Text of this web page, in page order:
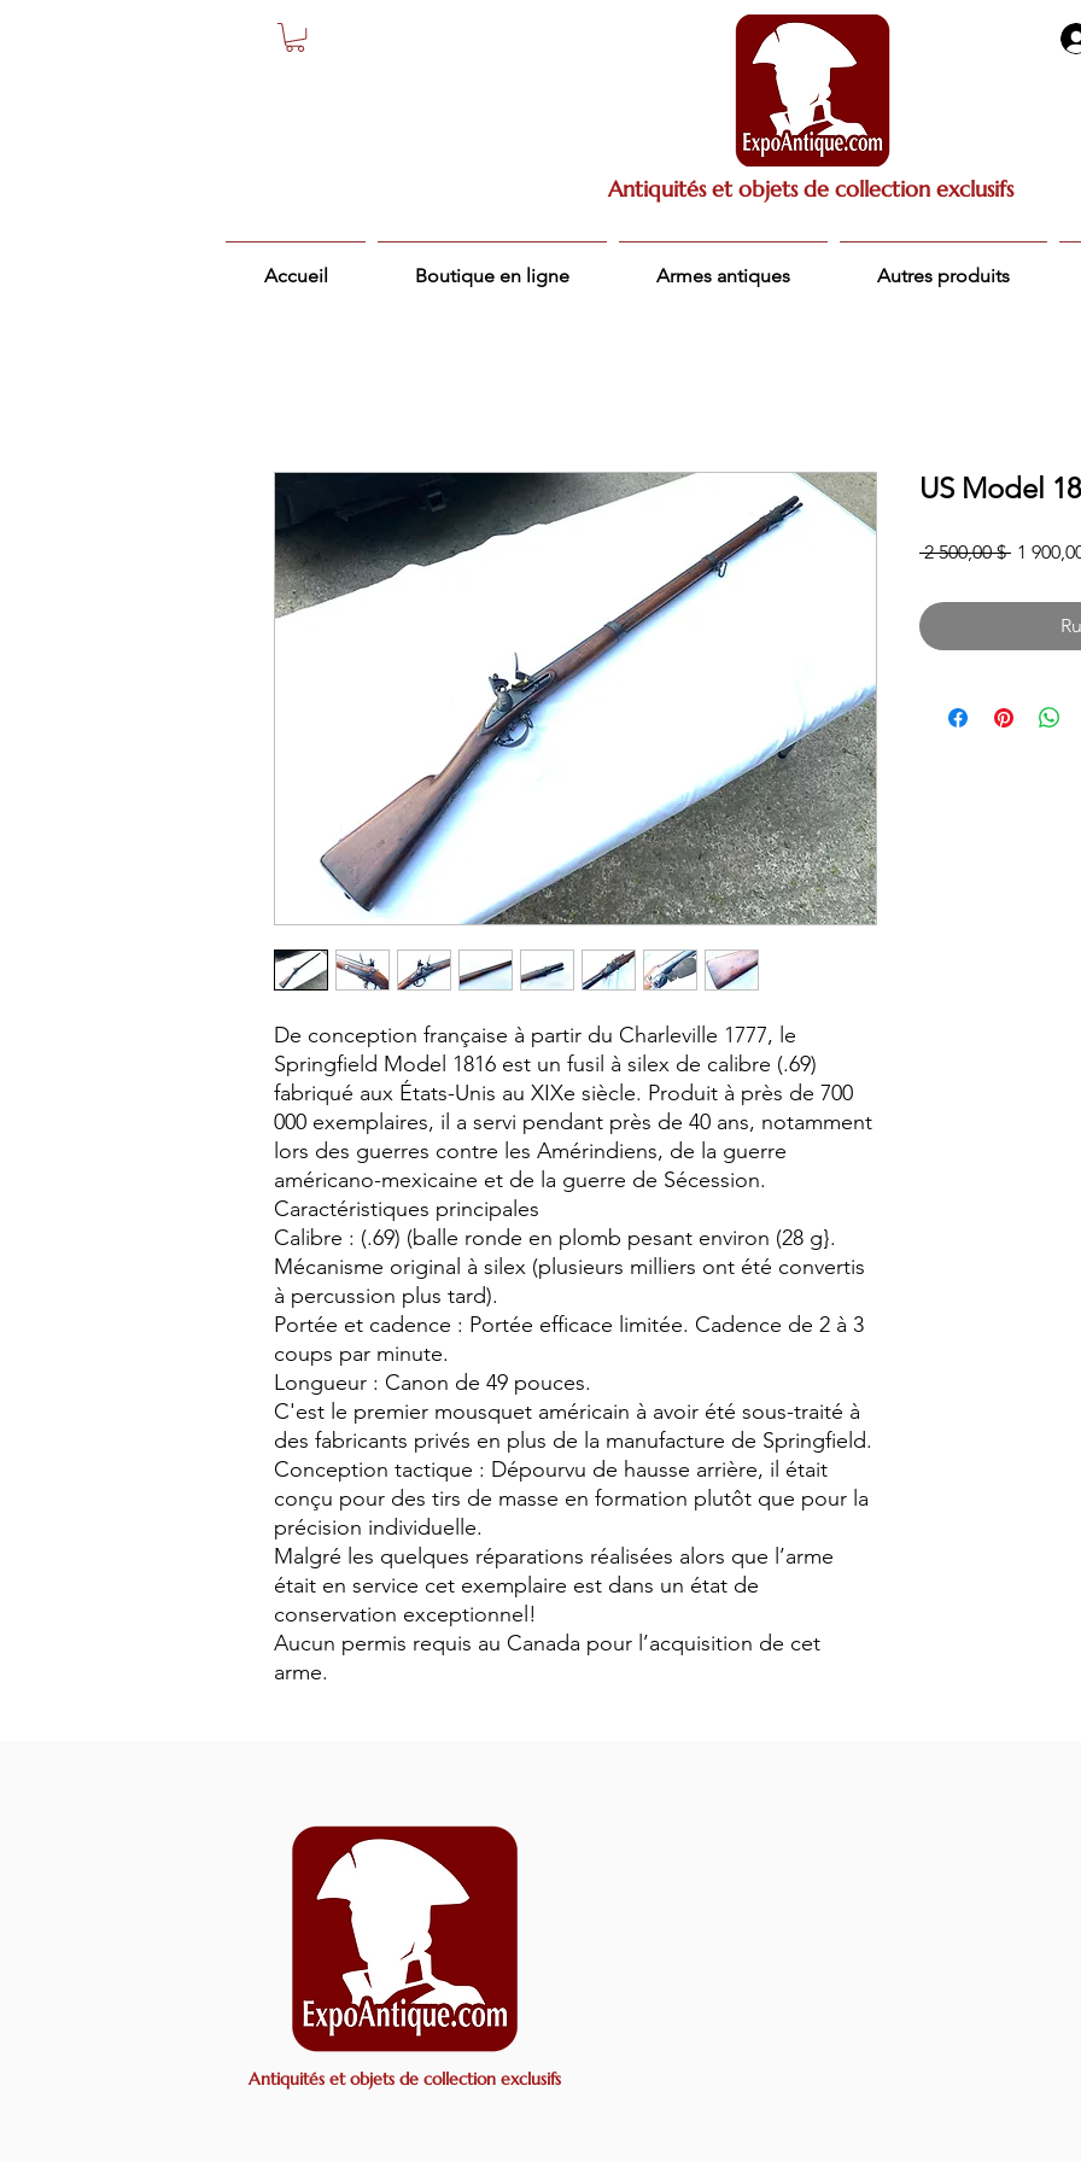
Antiquités et objets de collection exclusifs
Accueil Boutique en ligne Armes antiques Autres produits
De conception française à partir du Charleville 1777, le
Springfield Model 1816 est un fusil à silex de calibre (.69)
fabriqué aux États-Unis au XIXe siècle. Produit à près de 700
000 exemplaires, il a servi pendant près de 40 ans, notamment
lors des guerres contre les Amérindiens, de la guerre
américano-mexicaine et de la guerre de Sécession.
Caractéristiques principales
Calibre : (.69) (balle ronde en plomb pesant environ (28 g}.
Mécanisme original à silex (plusieurs milliers ont été convertis
à percussion plus tard).
Portée et cadence : Portée efficace limitée. Cadence de 2 à 3
coups par minute.
Longueur : Canon de 49 pouces.
C'est le premier mousquet américain à avoir été sous-traité à
des fabricants privés en plus de la manufacture de Springfield.
Conception tactique : Dépourvu de hausse arrière, il était
conçu pour des tirs de masse en formation plutôt que pour la
précision individuelle.
Malgré les quelques réparations réalisées alors que l’arme
était en service cet exemplaire est dans un état de
conservation exceptionnel!
Aucun permis requis au Canada pour l’acquisition de cet
arme.
US Model
2 500,00 $ Prix
1
Antiquités et objets de collection exclusifs